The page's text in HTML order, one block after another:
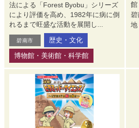
法による「Forest Byobu」シリーズ
により評価を高め、1982年に病に倒
れるまで旺盛な活動を展開し...
碧南市
歴史・文化
博物館・美術館・科学館
館
碧
地